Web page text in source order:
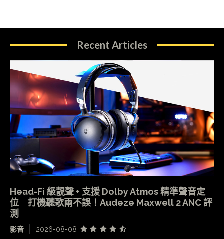
Recent Articles
Head-Fi 級靚聲 + 支援 Dolby Atmos 精準聲音定
位 打機聽歌兩不誤！Audeze Maxwell 2 ANC 評
測
影音 2026-08-08